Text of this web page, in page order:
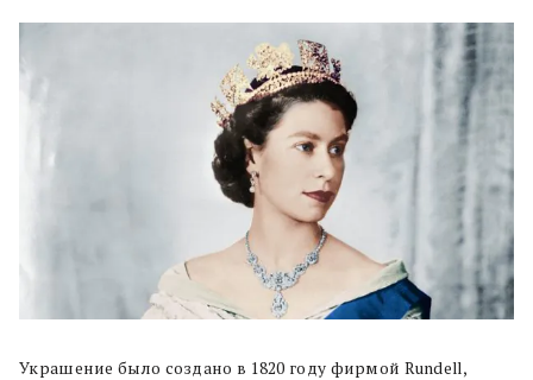
Украшение было создано в 1820 году фирмой Rundell,